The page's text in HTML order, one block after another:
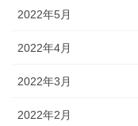
2022年5月
2022年4月
2022年3月
2022年2月